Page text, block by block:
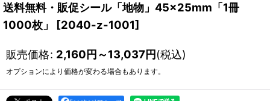
送料無料・販促シール「地物」45×25mm「1冊
1000枚」
[2040-z-1001]
販売価格: 2,160円～13,037円(税込)
オプションにより価格が変わる場合もあります。